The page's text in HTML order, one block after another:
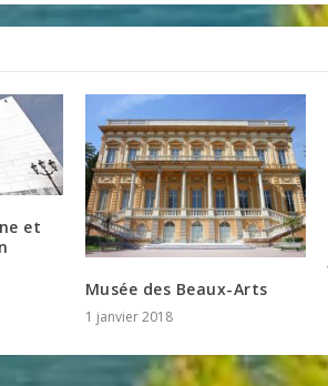
et
Musée des Beaux-Arts
1 janvier 2018